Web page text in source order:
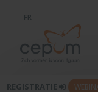
FR
REGISTRATIE